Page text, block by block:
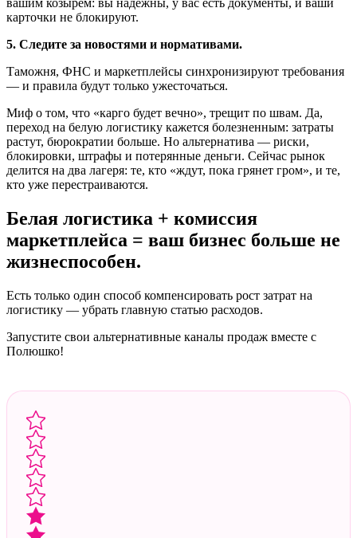
вашим козырем: вы надёжны, у вас есть документы, и ваши
карточки не блокируют.
5. Следите за новостями и нормативами.
Таможня, ФНС и маркетплейсы синхронизируют требования
— и правила будут только ужесточаться.
Миф о том, что «карго будет вечно», трещит по швам. Да,
переход на белую логистику кажется болезненным: затраты
растут, бюрократии больше. Но альтернатива — риски,
блокировки, штрафы и потерянные деньги. Сейчас рынок
делится на два лагеря: те, кто «ждут, пока грянет гром», и те,
кто уже перестраиваются.
Белая логистика + комиссия
маркетплейса = ваш бизнес больше не
жизнеспособен.
Есть только один способ компенсировать рост затрат на
логистику — убрать главную статью расходов.
Запустите свои альтернативные каналы продаж вместе с
Полюшко!